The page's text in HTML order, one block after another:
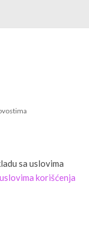
sa uslovima
korišćenja